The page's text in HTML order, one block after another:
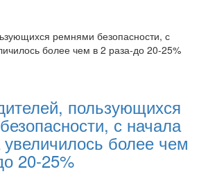
ремнями безопасности, с
более чем в 2 раза-до 20-25%
пользующихся
с начала
увеличилось более чем
20-25%